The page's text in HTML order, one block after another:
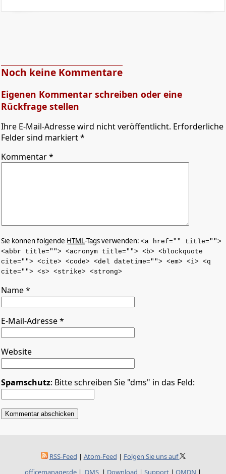
Noch keine Kommentare
Eigenen Kommentar schreiben oder eine
Rückfrage stellen
Ihre E-Mail-Adresse wird nicht veröffentlicht. Erforderliche
Felder sind markiert *
Kommentar*
Sie können folgende HTML-Tags verwenden: <a href="" title="">
<abbr title=""> <acronym title=""> <b> <blockquote
cite=""> <cite> <code> <del datetime=""> <em> <i> <q
cite=""> <s> <strike> <strong>
Name*
E-Mail-Adresse*
Website
Spamschutz: Bitte schreiben Sie "dms" in das Feld:
RSS-Feed | Atom-Feed | Folgen Sie uns auf
officemanager.de | DMS | Download | Support | OMDN |